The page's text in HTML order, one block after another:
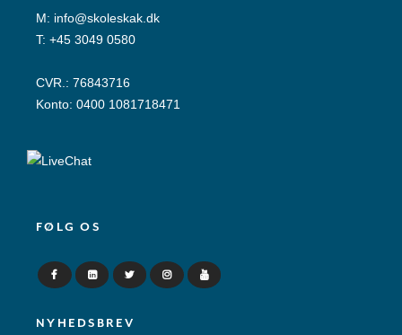
M: info@skoleskak.dk
T: +45 3049 0580
CVR.: 76843716
Konto: 0400 1081718471
FØLG OS
NYHEDSBREV